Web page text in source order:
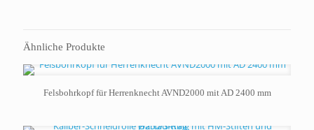
Ähnliche Produkte
Felsbohrkopf für Herrenknecht AVND2000 mit AD 2400 mm